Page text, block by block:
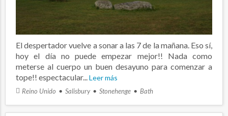
El despertador vuelve a sonar a las 7 de la mañana. Eso sí,
hoy el día no puede empezar mejor!! Nada como
meterse al cuerpo un buen desayuno para comenzar a
tope!! espectacular...Leer más
Reino Unido Salisbury Stonehenge Bath